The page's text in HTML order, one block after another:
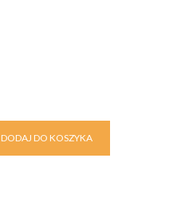
DODAJ DO KOSZYKA